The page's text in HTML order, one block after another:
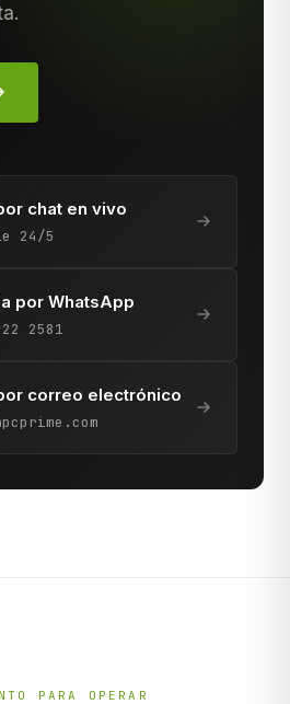
chat en vivo
24/5
por WhatsApp
2581
correo electrónico
PARA OPERAR